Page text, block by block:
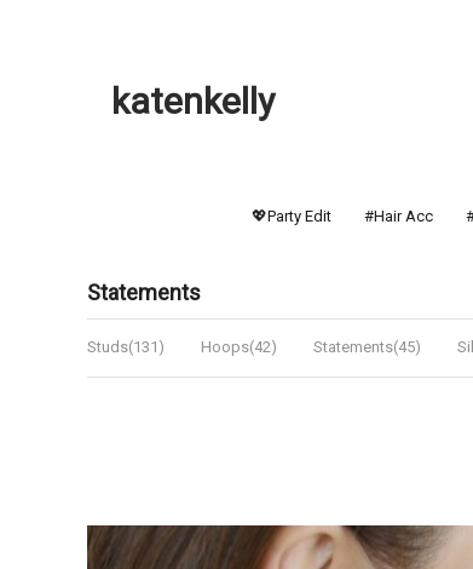
katenkelly
💖Party Edit #Hair Acc
Statements
Studs(131) Hoops(42) Statements(45)